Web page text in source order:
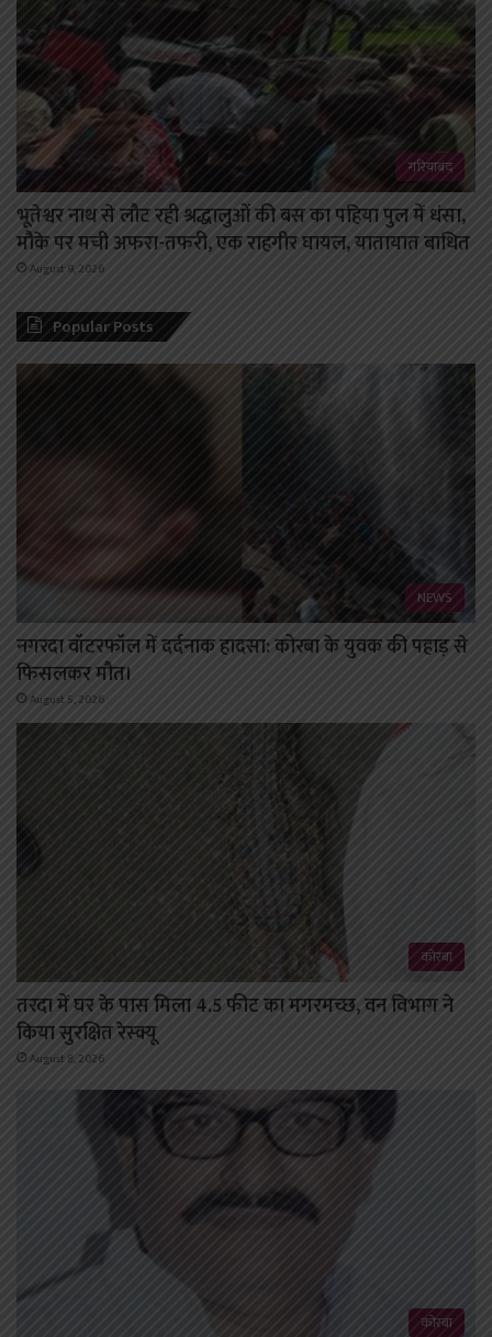
गरियाबंद
भूतेश्वर नाथ से लौट रही श्रद्धालुओं की बस का पहिया पुल में धंसा,
मौके पर मची अफरा-तफरी, एक राहगीर घायल, यातायात बाधित
August 9, 2026
Popular Posts
NEWS
नगरदा वॉटरफॉल में दर्दनाक हादसा: कोरबा के युवक की पहाड़ से
फिसलकर मौत।
August 5, 2026
कोरबा
तरदा में घर के पास मिला 4.5 फीट का मगरमच्छ, वन विभाग ने
किया सुरक्षित रेस्क्यू
August 8, 2026
कोरबा